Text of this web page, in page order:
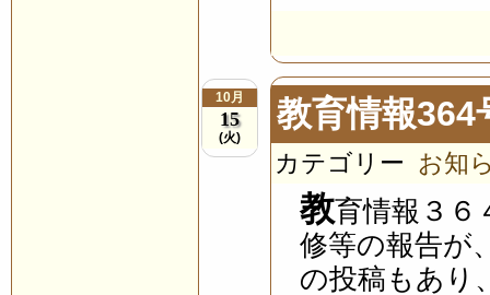
10月
15
(火)
教育情報364
カテゴリー お知
教育情報３６
修等の報告が
の投稿もあり